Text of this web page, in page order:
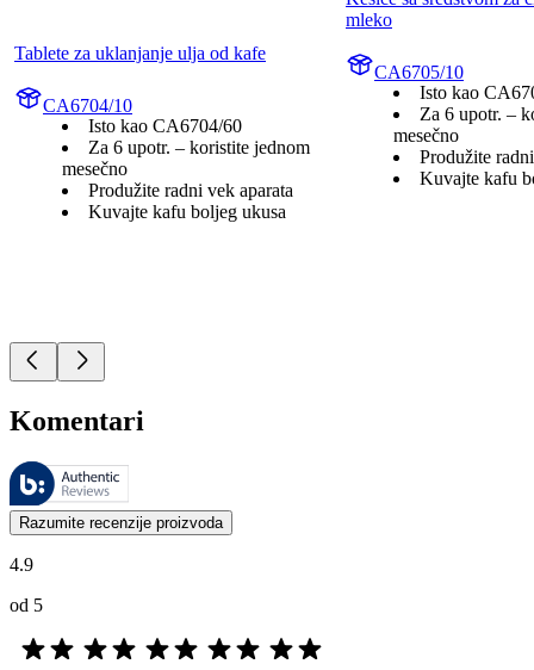
Tablete za uklanjanje ulja od kafe
CA6704/10
Isto kao CA6704/60
Za 6 upotr. – koristite jednom
mesečno
Produžite radni vek aparata
Kuvajte kafu boljeg ukusa
mleko
CA6705/10
Isto kao
Za 6 upotr. –
mesečno
Produžite
Kuvajte kafu
Komentari
Ovim recenzijama upravlja Bazaarvoice i one su u skladu sa
Mišljenja kupaca u obliku ocena proizvoda i zvezdica korisna su za
Razumite recenzije proizvoda
4.9
od 5